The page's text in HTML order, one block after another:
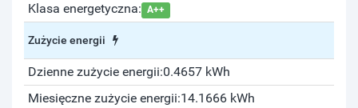
Klasa energetyczna: A++
Zużycie energii
Dzienne zużycie energii:0.4657 kWh
Miesięczne zużycie energii:14.1666 kWh